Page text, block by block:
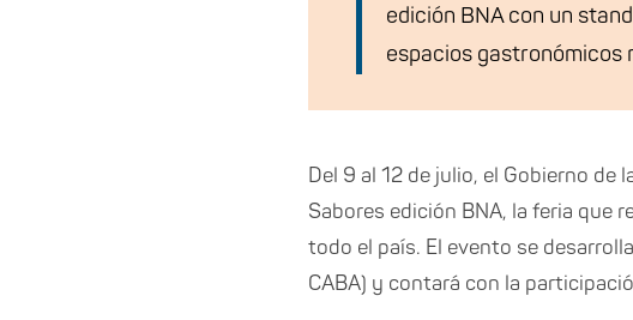
edición BNA con un
espacios gastronómicos
Del 9 al 12 de julio, el Gobierno
Sabores edición BNA, la feria que
todo el país. El evento se
CABA) y contará con la